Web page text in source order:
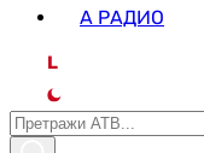
А РАДИО
L